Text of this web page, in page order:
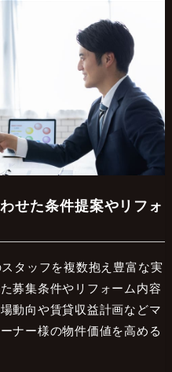
せた条件提案やリフォ
タッフを複数抱え豊富な実
募集条件やリフォーム内容
動向や賃貸収益計画などマ
ナー様の物件価値を高める